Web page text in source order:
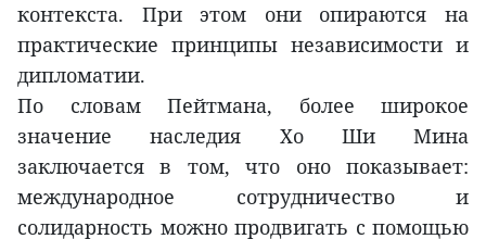
контекста. При этом они опираются на
практические принципы независимости и
дипломатии.
По словам Пейтмана, более широкое
значение наследия Хо Ши Мина
заключается в том, что оно показывает:
международное сотрудничество и
солидарность можно продвигать с помощью